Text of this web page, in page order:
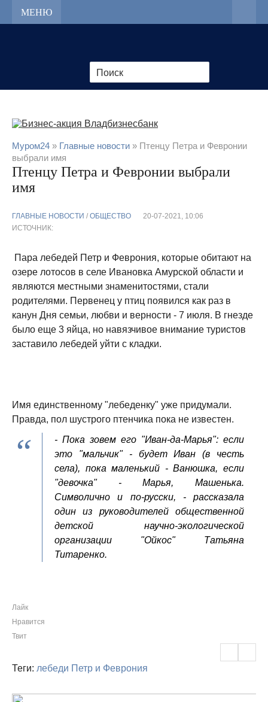
МЕНЮ
Муром24 » Главные новости » Птенцу Петра и Февронии
выбрали имя
Птенцу Петра и Февронии выбрали
имя
ГЛАВНЫЕ НОВОСТИ / ОБЩЕСТВО
20-07-2021, 10:06
ИСТОЧНИК:
Пара лебедей Петр и Феврония, которые обитают на
озере лотосов в селе Ивановка Амурской области и
являются местными знаменитостями, стали
родителями. Первенец у птиц появился как раз в
канун Дня семьи, любви и верности - 7 июля. В гнезде
было еще 3 яйца, но навязчивое внимание туристов
заставило лебедей уйти с кладки.
Имя единственному "лебеденку" уже придумали.
Правда, пол шустрого птенчика пока не известен.
- Пока зовем его "Иван-да-Марья": если
это "мальчик" - будет Иван (в честь
села), пока маленький - Ванюшка, если
"девочка" - Марья, Машенька.
Символично и по-русски, - рассказала
один из руководителей общественной
детской научно-экологической
организации "Ойкос" Татьяна
Титаренко.
Лайк
Нравится
Твит
Теги: лебеди Петр и Феврония